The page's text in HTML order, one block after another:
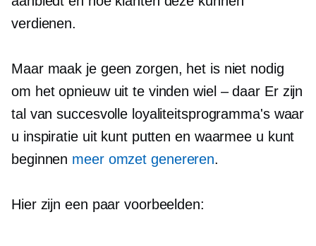
verdienen.
Maar maak je geen zorgen, het is niet nodig
om het opnieuw uit te vindenwiel – daar Er zijn
tal van succesvolle loyaliteitsprogramma's waar
u inspiratie uit kunt putten en waarmee u kunt
beginnen meer omzet genereren.
Hier zijn een paar voorbeelden: